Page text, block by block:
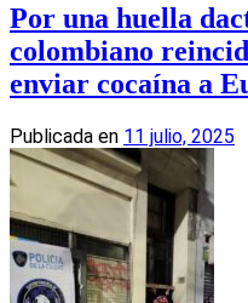
Por una huella
colombiano
enviar cocaína a
Publicada en 11 julio, 2025